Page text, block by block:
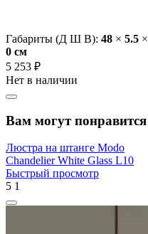
Габариты (Д Ш В): 48 × 5.5 ×
0 cм
5 253 ₽
Нет в наличии
Вам могут понравится
Люстра на штанге Modo
Chandelier White Glass L10
Быстрый просмотр
5 1